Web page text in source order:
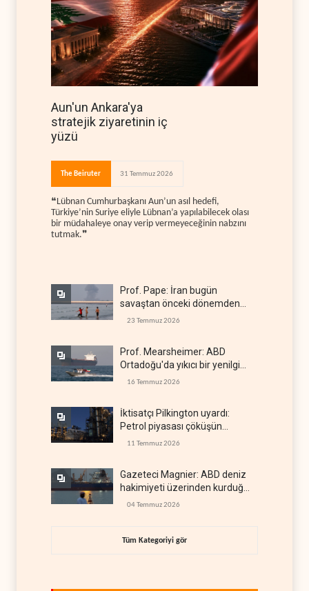
Aun'un Ankara'ya
stratejik ziyaretinin iç
yüzü
The Beiruter 31 Temmuz 2026
❝Lübnan Cumhurbaşkanı Aun’un asıl hedefi,
Türkiye’nin Suriye eliyle Lübnan’a yapılabilecek olası
bir müdahaleye onay verip vermeyeceğinin nabzını
tutmak.❞
Prof. Pape: İran bugün
savaştan önceki dönemden
çok daha güçlü
23 Temmuz 2026
Prof. Mearsheimer: ABD
Ortadoğu'da yıkıcı bir yenilgi
aldı
16 Temmuz 2026
İktisatçı Pilkington uyardı:
Petrol piyasası çöküşün
eşiğinde
11 Temmuz 2026
Gazeteci Magnier: ABD deniz
hakimiyeti üzerinden kurduğu
küresel gücü kaybetti
04 Temmuz 2026
Tüm Kategoriyi gör